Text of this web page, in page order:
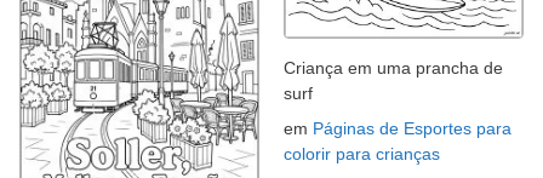
Criança em uma prancha de
surf
em Páginas de Esportes para
colorir para crianças